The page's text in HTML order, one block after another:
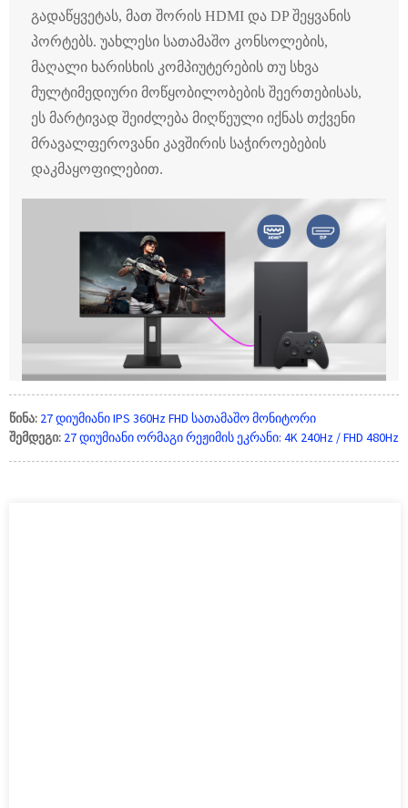
გადაწყვეტას, მათ შორის HDMI და DP შეყვანის
პორტებს. უახლესი სათამაშო კონსოლების,
მაღალი ხარისხის კომპიუტერების თუ სხვა
მულტიმედიური მოწყობილობების შეერთებისას,
ეს მარტივად შეიძლება მიღწეული იქნას თქვენი
მრავალფეროვანი კავშირის საჭიროებების
დაკმაყოფილებით.
წინა: 27 დიუმიანი IPS 360Hz FHD სათამაშო მონიტორი
შემდეგი: 27 დიუმიანი ორმაგი რეჟიმის ეკრანი: 4K 240Hz / FHD 480Hz